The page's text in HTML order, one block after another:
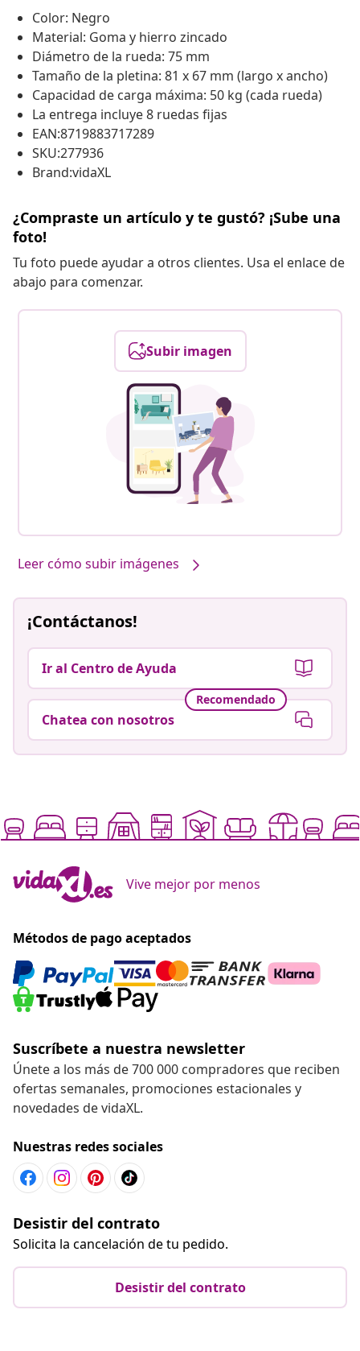
Color: Negro
Material: Goma y hierro zincado
Diámetro de la rueda: 75 mm
Tamaño de la pletina: 81 x 67 mm (largo x ancho)
Capacidad de carga máxima: 50 kg (cada rueda)
La entrega incluye 8 ruedas fijas
EAN:8719883717289
SKU:277936
Brand:vidaXL
¿Compraste un artículo y te gustó? ¡Sube una
foto!
Tu foto puede ayudar a otros clientes. Usa el enlace de
abajo para comenzar.
Subir imagen
Leer cómo subir imágenes
¡Contáctanos!
Ir al Centro de Ayuda
Recomendado
Chatea con nosotros
Vive mejor por menos
Métodos de pago aceptados
Suscríbete a nuestra newsletter
Únete a los más de 700 000 compradores que reciben
ofertas semanales, promociones estacionales y
novedades de vidaXL.
Nuestras redes sociales
Desistir del contrato
Solicita la cancelación de tu pedido.
Desistir del contrato